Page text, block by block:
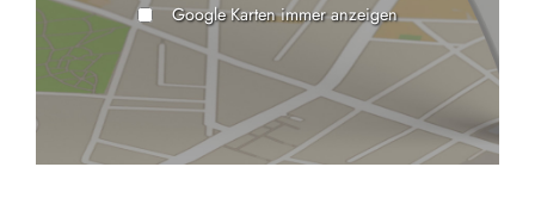
Google Karten immer anzeigen